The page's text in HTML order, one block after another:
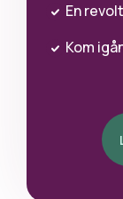
En
Kom